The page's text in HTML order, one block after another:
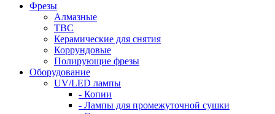
Фрезы
Алмазные
ТВС
Керамические для снятия
Коррундовые
Полирующие фрезы
Оборудование
UV/LED лампы
- Копии
- Лампы для промежуточной сушки